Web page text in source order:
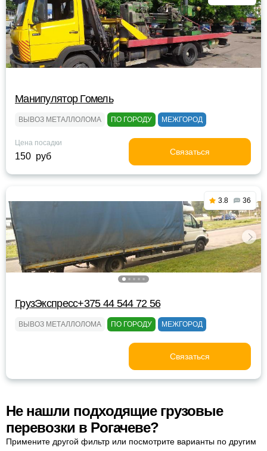
Манипулятор Гомель
ВЫВОЗ МЕТАЛЛОЛОМА ПО ГОРОДУ МЕЖГОРОД
Цена посадки
150 руб Связаться
3.8 36
ГрузЭкспресс+375 44 544 72 56
ВЫВОЗ МЕТАЛЛОЛОМА ПО ГОРОДУ МЕЖГОРОД
Связаться
Не нашли подходящие грузовые
перевозки в Рогачеве?
Примените другой фильтр или посмотрите варианты по другим